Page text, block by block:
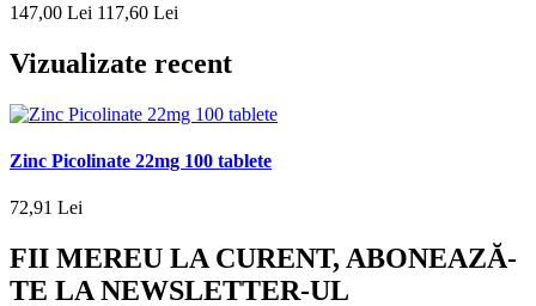
147,00 Lei 117,60 Lei
Vizualizate recent
Zinc Picolinate 22mg 100 tablete
72,91 Lei
FII MEREU LA CURENT, ABONEAZĂ-
TE LA NEWSLETTER-UL